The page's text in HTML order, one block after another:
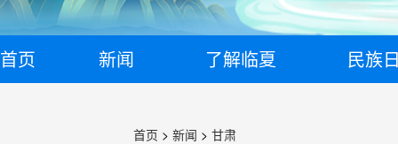
首页 新闻 了解临夏 民族
首页 > 新闻 > 甘肃